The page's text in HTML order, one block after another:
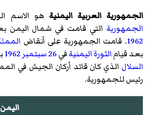
الجمهورية العربية اليمنية هو الاسم
الجمهورية التي قامت في شمال اليمن
1962. قامت الجمهورية على أنقاض
بعد قيامالثورة اليمنيةفي26 سبتمبر 1962
السلال الذي كان قائد أركان الجيش في
رئيس للجمهورية.